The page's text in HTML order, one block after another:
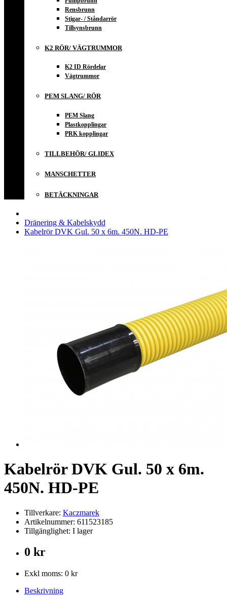
Rensbrunn
Stigar- / Ståndarrör
Tillsynsbrunn
K2 RÖR/ VÄGTRUMMOR
K2 ID Rördelar
Vägtrummor
PEM SLANG/ RÖR
PEM Slang
Plastkopplingar
PRK kopplingar
TILLBEHÖR/ GLIDEX
MANSCHETTER
BETÄCKNINGAR
Dränering & Kabelskydd
Kabelrör DVK Gul. 50 x 6m. 450N. HD-PE
Kabelrör DVK Gul. 50 x 6m.
450N. HD-PE
Tillverkare: Kaczmarek
Artikelnummer: 611523185
Tillgänglighet: I lager
0 kr
Exkl moms: 0 kr
Beskrivning